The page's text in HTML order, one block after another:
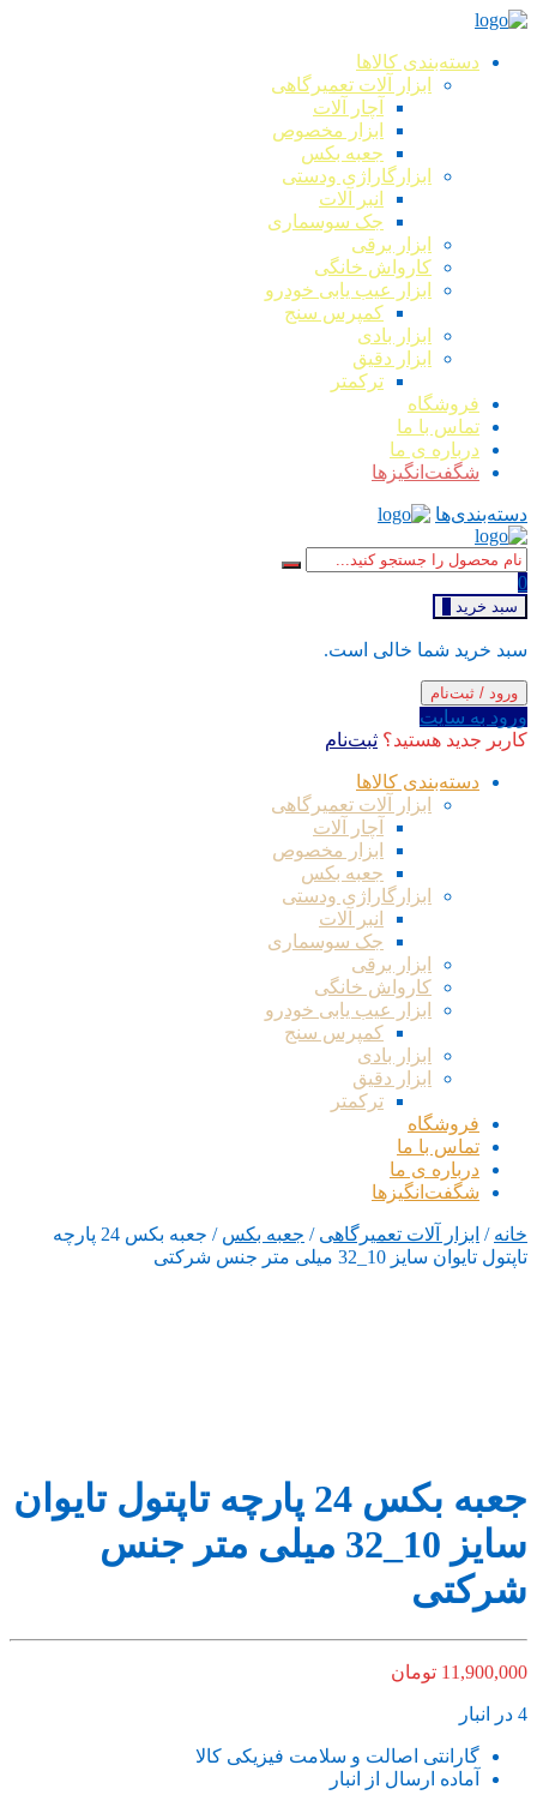
دسته‌بندی کالاها
ابزار آلات تعمیرگاهی
آچار آلات
ابزار مخصوص
جعبه بکس
ابزارگاراژی ودستی
انبر آلات
جک سوسماری
ابزار برقی
کارواش خانگی
ابزار عیب یابی خودرو
کمپرس سنج
ابزار بادی
ابزار دقیق
ترکمتر
فروشگاه
تماس با ما
درباره ی ما
شگفت‌انگیزها
دسته‌بندی‌ها
0
سبد خرید
سبد خرید شما خالی است.
ورود / ثبت‌نام
ورود به سایت
کاربر جدید هستید؟ ثبت‌نام
دسته‌بندی کالاها
ابزار آلات تعمیرگاهی
آچار آلات
ابزار مخصوص
جعبه بکس
ابزارگاراژی ودستی
انبر آلات
جک سوسماری
ابزار برقی
کارواش خانگی
ابزار عیب یابی خودرو
کمپرس سنج
ابزار بادی
ابزار دقیق
ترکمتر
فروشگاه
تماس با ما
درباره ی ما
شگفت‌انگیزها
خانه / ابزار آلات تعمیرگاهی / جعبه بکس
/ جعبه بکس 24 پارچه
تاپتول تایوان سایز 10_32 میلی متر جنس شرکتی
جعبه بکس 24 پارچه تاپتول تایوان
سایز 10_32 میلی متر جنس
شرکتی
11,900,000 تومان
4 در انبار
گارانتی اصالت و سلامت فیزیکی کالا
آماده ارسال از انبار